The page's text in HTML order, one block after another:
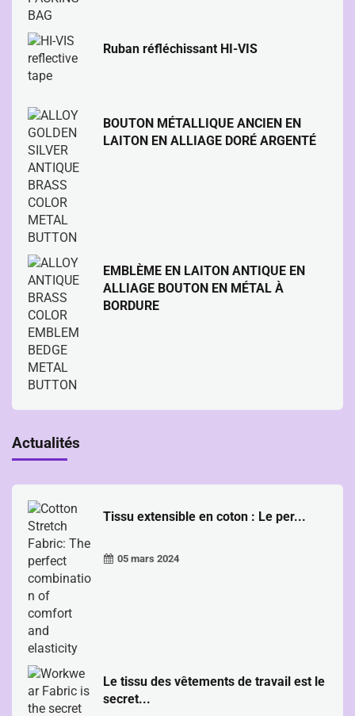
Ruban réfléchissant HI-VIS
BOUTON MÉTALLIQUE ANCIEN EN
LAITON EN ALLIAGE DORÉ ARGENTÉ
EMBLÈME EN LAITON ANTIQUE EN
ALLIAGE BOUTON EN MÉTAL À
BORDURE
Actualités
Tissu extensible en coton : Le per...
05 mars 2024
Le tissu des vêtements de travail est le
secret...